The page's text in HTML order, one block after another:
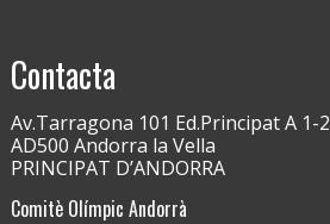
Contacta
Av.Tarragona 101 Ed.Principat A 1-2
AD500 Andorra la Vella
PRINCIPAT D’ANDORRA
Comitè Olímpic Andorrà